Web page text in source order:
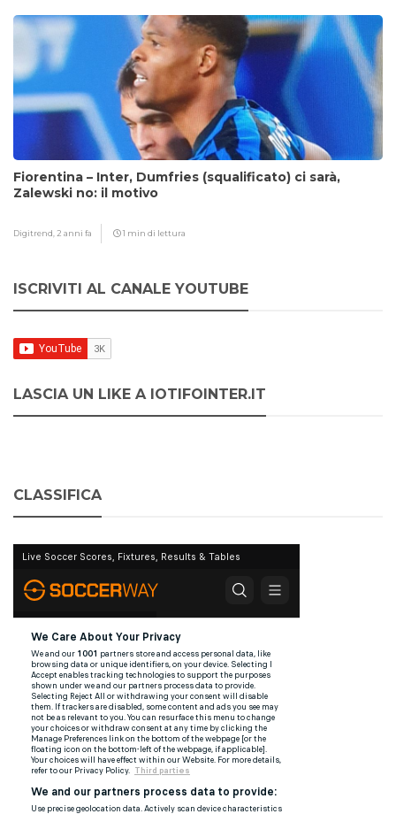
Fiorentina – Inter, Dumfries (squalificato) ci sarà,
Zalewski no: il motivo
Digitrend, 2 anni fa 1 min di lettura
ISCRIVITI AL CANALE YOUTUBE
LASCIA UN LIKE A IOTIFOINTER.IT
CLASSIFICA